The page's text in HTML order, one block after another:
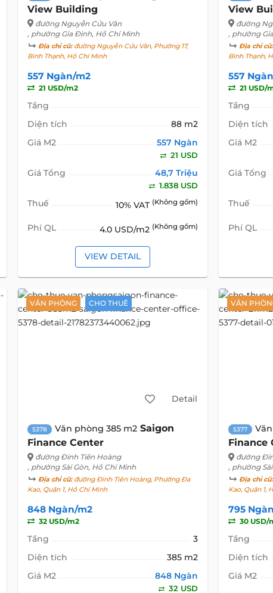
View Building
đường Nguyễn Cửu Vân
, phường Gia Định, Hồ Chí Minh
Địa chỉ cũ:đường Nguyễn Cửu Vân, Phường 17,
Bình Thạnh, Hồ Chí Minh
557 Ngàn/m2
21 USD/m2
Tầng
Diện tích
88 m2
Giá M2
557 Ngàn
21 USD
Giá Tổng 48,7 Triệu
1.838 USD
Thuế 10% VAT (Không gồm)
Phí QL 4.0 USD/m2 (Không gồm)
VIEW DETAIL
View
đường
, phường
Địa chỉ cũ:
Bình Thạnh,
557
21 USD/
Tầng
Diện tích
Giá M2
Giá Tổng
Thuế
Phí QL
VĂN PHÒNG CHO THUÊ
Detail
5378 Văn phòng 385 m2 Saigon
Finance Center
đường Đinh Tiên Hoàng
, phường Sài Gòn, Hồ Chí Minh
Địa chỉ cũ:đường Đinh Tiên Hoàng, Phường Đa
Kao, Quận 1, Hồ Chí Minh
848 Ngàn/m2
32 USD/m2
Tầng
3
Diện tích
385 m2
Giá M2
848 Ngàn
32 USD
VĂN
5377
Finance
đường
, phường
Địa chỉ cũ:
Kao, Quận 1,
795
30 USD/
Tầng
Diện tích
Giá M2